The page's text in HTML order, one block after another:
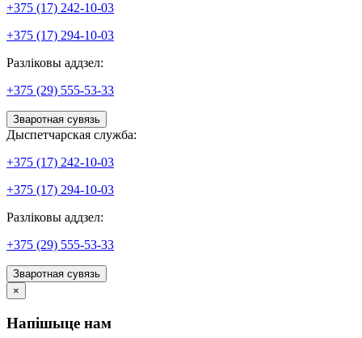
+375 (17) 242-10-03
+375 (17) 294-10-03
Разліковы аддзел:
+375 (29) 555-53-33
Зваротная сувязь
Дыспетчарская служба:
+375 (17) 242-10-03
+375 (17) 294-10-03
Разліковы аддзел:
+375 (29) 555-53-33
Зваротная сувязь
×
Напішыце нам